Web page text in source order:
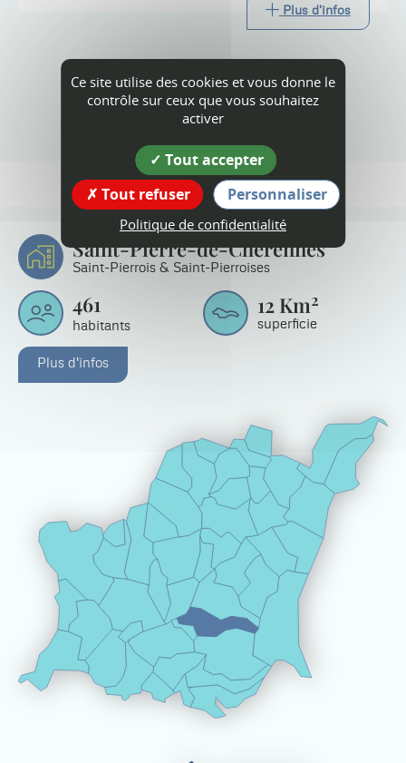
Plus d'infos
Tout l'agenda
Saint-Pierre-de-Chérennes
Saint-Pierrois & Saint-Pierroises
461
habitants
12 Km2
superficie
Plus d'infos
Ce site utilise des cookies et vous donne le
contrôle sur ceux que vous souhaitez
activer
Tout accepter
Tout refuser
Personnaliser
Politique de confidentialité